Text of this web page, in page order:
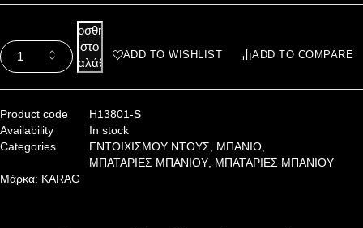
Προσθήκη
στο
καλάθι
ADD TO WISHLIST ADD TO COMPARE
Product code
H13801-S
Availability
In stock
Categories
ΕΝΤΟΙΧΙΣΜΟΥ ΝΤΟΥΣ, ΜΠΑΝΙΟ,
ΜΠΑΤΑΡΙΕΣ ΜΠΑΝΙΟΥ, ΜΠΑΤΑΡΙΕΣ ΜΠΑΝΙΟΥ
Μάρκα: KARAG